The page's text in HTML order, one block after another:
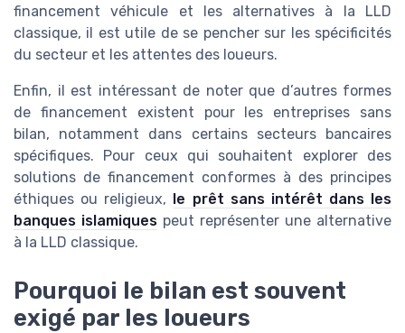
financement véhicule et les alternatives à la LLD
classique, il est utile de se pencher sur les spécificités
du secteur et les attentes des loueurs.
Enfin, il est intéressant de noter que d’autres formes
de financement existent pour les entreprises sans
bilan, notamment dans certains secteurs bancaires
spécifiques. Pour ceux qui souhaitent explorer des
solutions de financement conformes à des principes
éthiques ou religieux, le prêt sans intérêt dans les
banques islamiques peut représenter une alternative
à la LLD classique.
Pourquoi le bilan est souvent
exigé par les loueurs